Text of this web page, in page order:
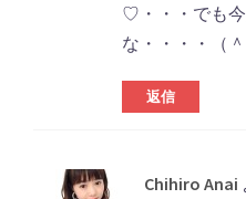
♡・・・でも
な・・・・（＾
返信
Chihiro Anai